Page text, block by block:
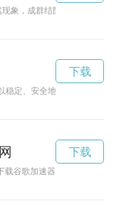
现象，成群结队的云朵形成
稳定、安全地访问外网资源
下载
载谷歌加速器，让你畅享网
下载